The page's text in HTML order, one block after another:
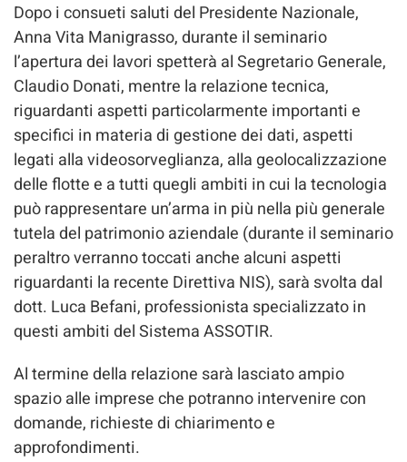
Dopo i consueti saluti del Presidente Nazionale,
Anna Vita Manigrasso, durante il seminario
l’apertura dei lavori spetterà al Segretario Generale,
Claudio Donati, mentre la relazione tecnica,
riguardanti aspetti particolarmente importanti e
specifici in materia di gestione dei dati, aspetti
legati alla videosorveglianza, alla geolocalizzazione
delle flotte e a tutti quegli ambiti in cui la tecnologia
può rappresentare un’arma in più nella più generale
tutela del patrimonio aziendale (durante il seminario
peraltro verranno toccati anche alcuni aspetti
riguardanti la recente Direttiva NIS), sarà svolta dal
dott. Luca Befani, professionista specializzato in
questi ambiti del Sistema ASSOTIR.
Al termine della relazione sarà lasciato ampio
spazio alle imprese che potranno intervenire con
domande, richieste di chiarimento e
approfondimenti.